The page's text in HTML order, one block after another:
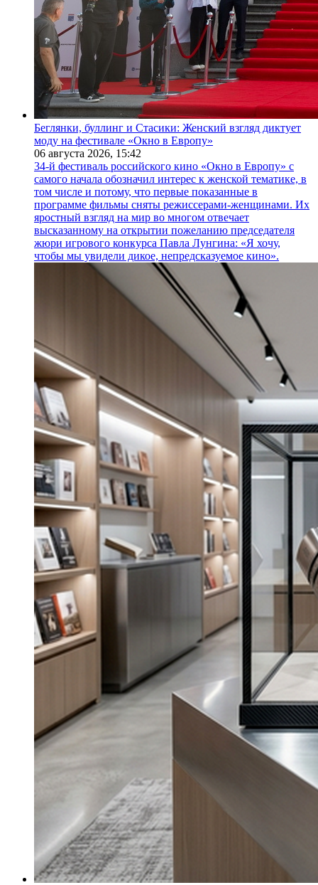
Беглянки, буллинг и Стасики: Женский взгляд диктует
моду на фестивале «Окно в Европу»
06 августа 2026, 15:42
34-й фестиваль российского кино «Окно в Европу» с
самого начала обозначил интерес к женской тематике, в
том числе и потому, что первые показанные в
программе фильмы сняты режиссерами-женщинами. Их
яростный взгляд на мир во многом отвечает
высказанному на открытии пожеланию председателя
жюри игрового конкурса Павла Лунгина: «Я хочу,
чтобы мы увидели дикое, непредсказуемое кино».